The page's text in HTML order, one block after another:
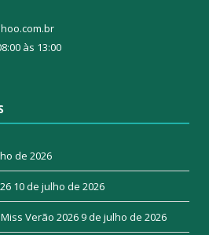
às 13:00
de 2026
10 de julho de 2026
Verão 20269 de julho de 2026